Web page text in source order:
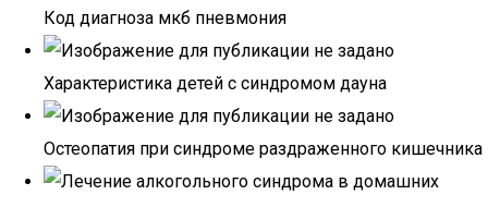
Код диагноза мкб пневмония
Характеристика детей с синдромом дауна
Остеопатия при синдроме раздраженного кишечника